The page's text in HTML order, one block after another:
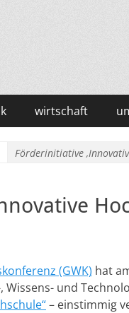
wirtschaft
Förderinitiative
(GWK) hat
und
– einstimmig